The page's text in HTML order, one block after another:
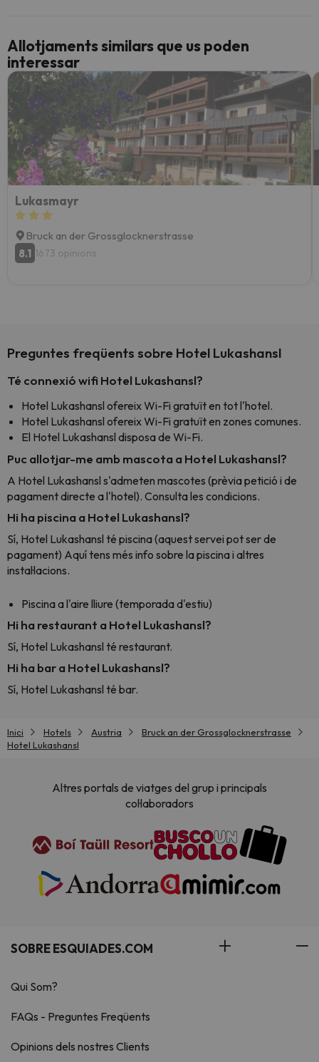
Allotjaments similars que us poden
interessar
Lukasmayr
Bruck an der Grossglocknerstrasse
8.1 1673 opinions
Preguntes freqüents sobre Hotel Lukashansl
Té connexió wifi Hotel Lukashansl?
Hotel Lukashansl ofereix Wi-Fi gratuït en tot l'hotel.
Hotel Lukashansl ofereix Wi-Fi gratuït en zones comunes.
El Hotel Lukashansl disposa de Wi-Fi.
Puc allotjar-me amb mascota a Hotel Lukashansl?
A Hotel Lukashansl s'admeten mascotes (prèvia petició i de
pagament directe a l'hotel). Consulta les condicions.
Hi ha piscina a Hotel Lukashansl?
Sí, Hotel Lukashansl té piscina (aquest servei pot ser de
pagament) Aquí tens més info sobre la piscina i altres
instal·lacions.
Piscina a l'aire lliure (temporada d'estiu)
Hi ha restaurant a Hotel Lukashansl?
Sí, Hotel Lukashansl té restaurant.
Hi ha bar a Hotel Lukashansl?
Sí, Hotel Lukashansl té bar.
Inici Hotels Austria
Bruck an der Grossglocknerstrasse
Hotel Lukashansl
Altres portals de viatges del grup i principals
col·laboradors
SOBRE ESQUIADES.COM
Qui Som?
FAQs - Preguntes Freqüents
Opinions dels nostres Clients